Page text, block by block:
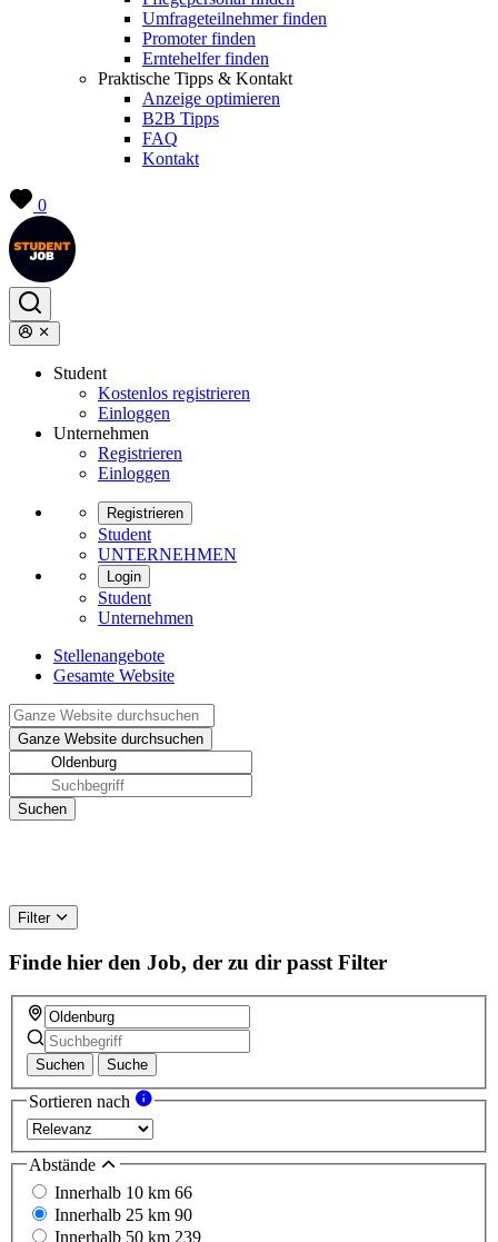
Umfrageteilnehmer finden
Promoter finden
Erntehelfer finden
Praktische Tipps & Kontakt
Anzeige optimieren
B2B Tipps
FAQ
Kontakt
0
Student
Kostenlos registrieren
Einloggen
Unternehmen
Registrieren
Einloggen
Registrieren
Student
UNTERNEHMEN
Login
Student
Unternehmen
Stellenangebote
Gesamte Website
Filter
Finde hier den Job, der zu dir passt Filter
Suchen Suche
Sortieren nach
Abstände
Innerhalb 10 km 66
Innerhalb 25 km 90
Innerhalb 50 km 239